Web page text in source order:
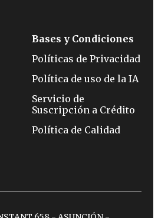
Bases y Condiciones
Políticas de Privacidad
Política de uso de la IA
Servicio de
Suscripción a Crédito
Política de Calidad